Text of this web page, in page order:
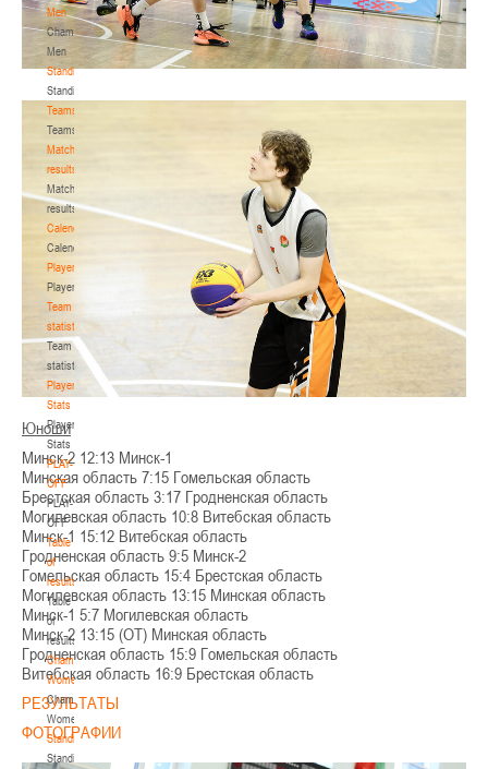
Men
Championship.
Men
Standings
Standings
Teams
Teams
Match
results
Match
results
Calendar
Calendar
Players
Players
Team
statistics
Team
statistics
Player
Stats
Player
Stats
PLAY-
OFF
PLAY-
OFF
Table
of
results
Table
of
results
Championship.
Women
Championship.
Women
Standings
Standings
Юноши
Минск-2 12:13 Минск-1
Минская область 7:15 Гомельская область
Брестская область 3:17 Гродненская область
Могилевская область 10:8 Витебская область
Минск-1 15:12 Витебская область
Гродненская область 9:5 Минск-2
Гомельская область 15:4 Брестская область
Могилевская область 13:15 Минская область
Минск-1 5:7 Могилевская область
Минск-2 13:15 (ОТ) Минская область
Гродненская область 15:9 Гомельская область
Витебская область 16:9 Брестская область
РЕЗУЛЬТАТЫ
ФОТОГРАФИИ